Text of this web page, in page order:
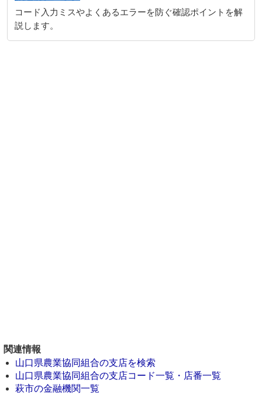
コード入力ミスやよくあるエラーを防ぐ確認ポイントを解
説します。
関連情報
山口県農業協同組合の支店を検索
山口県農業協同組合の支店コード一覧・店番一覧
萩市の金融機関一覧